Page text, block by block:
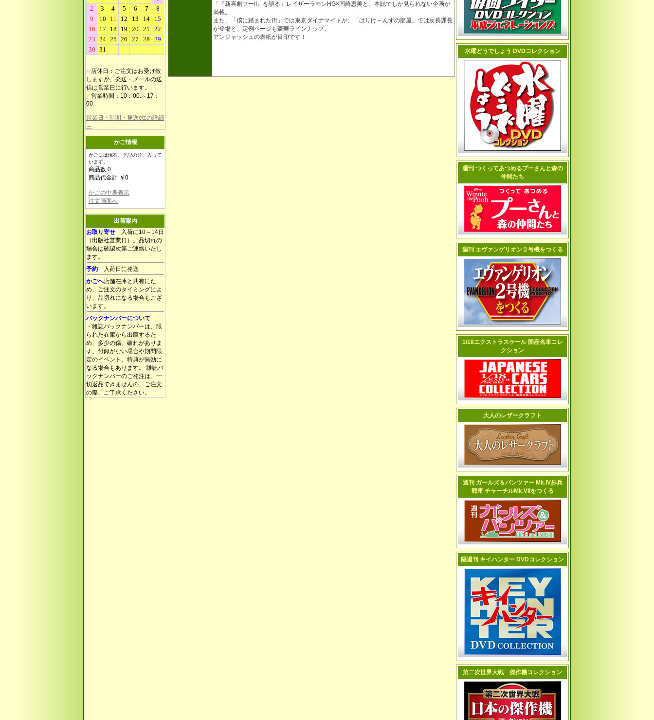
■ 店休日：ご注文はお受け致
しますが、発送・メールの送
信は営業日に行います。
■ 営業時間：10：00.～17：
00
営業日・時間・発送etcの詳細
→
かご情報
かごには現在、下記の分、入って
います。
商品数 0
商品代金計 ￥0
かごの中身表示
注文画面へ
出荷案内
お取り寄せ 入荷に10～14日
（出版社営業日）。品切れの
場合は確認次第ご連絡いたし
ます。
予約 入荷日に発送
かごへ店舗在庫と共有にた
め、ご注文のタイミングによ
り、品切れになる場合もござ
います。
バックナンバーについて
・雑誌バックナンバーは、限
られた在庫から出庫するた
め、多少の傷、破れがありま
す。付録がない場合や期間限
定のイベント、特典が無効に
なる場合もあります。 雑誌バ
ックナンバーのご発注は、一
切返品できませんの、ご注文
の際、ご了承ください。
「『新喜劇フー!!』を語る」レイザーラモンHG×国崎恵美と、本誌でしか見られない企画が
満載。
また、「僕に踏まれた街」では東京ダイナマイトが、「はりけ～んずの部屋」では次長課長
が登場と、定例ページも豪華ラインナップ。
アンジャッシュの表紙が目印です！
水曜どうでしょう DVDコレクション
週刊 つくってあつめるプーさんと森の
仲間たち
週刊 エヴァンゲリオン２号機をつくる
1/18エクストラスケール 国産名車コレ
クション
大人のレザークラフト
週刊 ガールズ＆パンツァー Mk.IV歩兵
戦車 チャーチルMk.VIIをつくる
隔週刊 キイハンター DVDコレクション
第二次世界大戦 傑作機コレクション